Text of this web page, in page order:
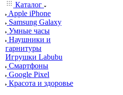
Каталог
Apple iPhone
Samsung Galaxy
Умные часы
Наушники и
гарнитуры
Игрушки Labubu
Смартфоны
Google Pixel
Красота и здоровье